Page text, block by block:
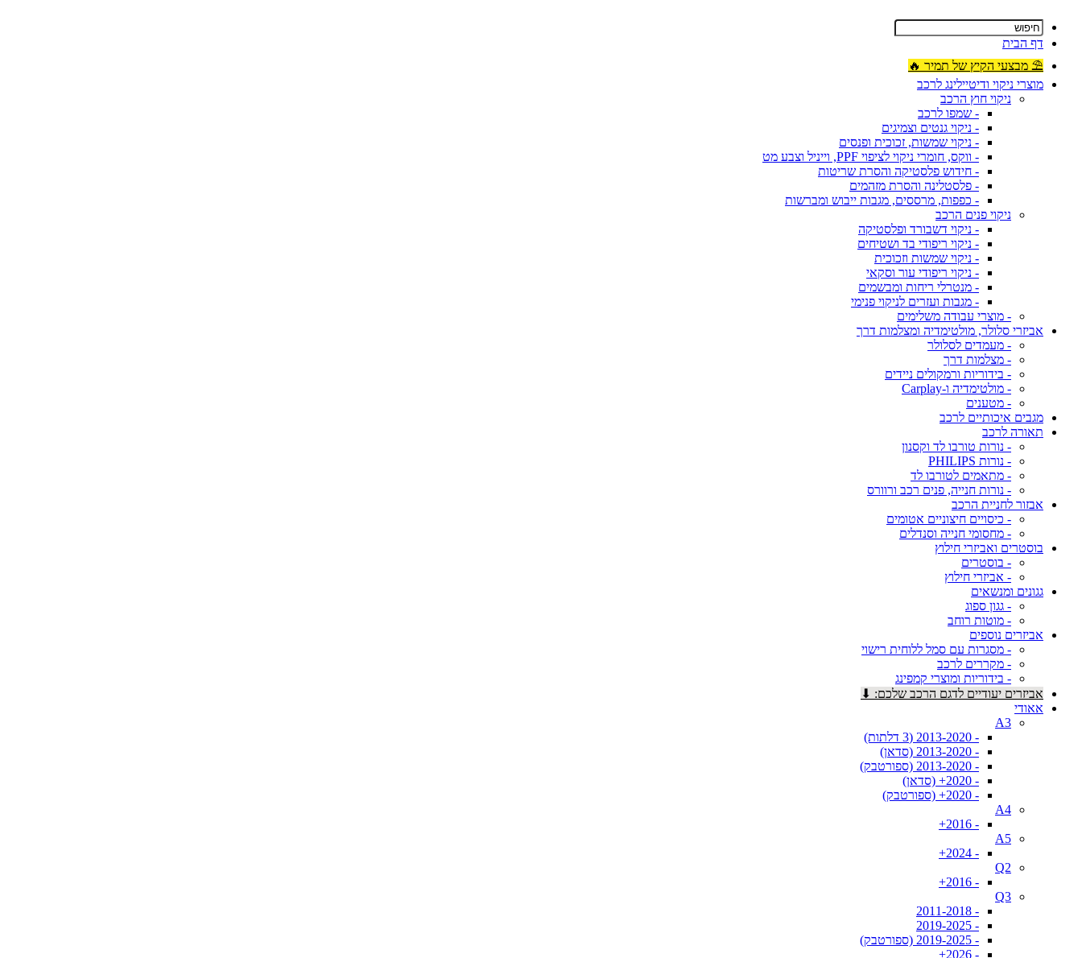
דף הבית
⛱ מבצעי הקיץ של תמיר 🔥
מוצרי ניקוי ודיטיילינג לרכב
ניקוי חוץ הרכב
- שמפו לרכב
- ניקוי גנטים וצמיגים
- ניקוי שמשות, זכוכית ופנסים
- ווקס, חומרי ניקוי לציפוי PPF, וייניל וצבע מט
- חידוש פלסטיקה והסרת שריטות
- פלסטלינה והסרת מזהמים
- כפפות, מרססים, מגבות ייבוש ומברשות
ניקוי פנים הרכב
- ניקוי דשבורד ופלסטיקה
- ניקוי ריפודי בד ושטיחים
- ניקוי שמשות וזכוכית
- ניקוי ריפודי עור וסקאי
- מנטרלי ריחות ומבשמים
- מגבות ועזרים לניקוי פנימי
- מוצרי עבודה משלימים
אביזרי סלולר, מולטימדיה ומצלמות דרך
- מעמדים לסלולר
- מצלמות דרך
- בידוריות ורמקולים ניידים
- מולטימדיה ו-Carplay
- מטענים
מגבים איכותיים לרכב
תאורה לרכב
- נורות טורבו לד וקסנון
- נורות PHILIPS
- מתאמים לטורבו לד
- נורות חנייה, פנים רכב ורוורס
אבזור לחניית הרכב
- כיסויים חיצוניים אטומים
- מחסומי חנייה וסנדלים
בוסטרים ואביזרי חילוץ
- בוסטרים
- אביזרי חילוץ
גגונים ומנשאים
- גגון ספוג
- מוטות רוחב
אביזרים נוספים
- מסגרות עם סמל ללוחית רישוי
- מקררים לרכב
- בידוריות ומוצרי קמפינג
אביזרים יעודיים לדגם הרכב שלכם: ⬇
אאודי
A3
- 2013-2020 (3 דלתות)
- 2013-2020 (סדאן)
- 2013-2020 (ספורטבק)
- 2020+ (סדאן)
- 2020+ (ספורטבק)
A4
- 2016+
A5
- 2024+
Q2
- 2016+
Q3
- 2011-2018
- 2019-2025
- 2019-2025 (ספורטבק)
- 2026+